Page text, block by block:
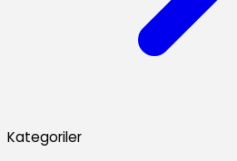
Kategoriler